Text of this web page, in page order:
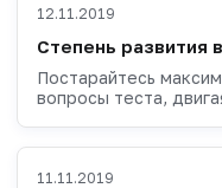
12.11.2019
Степень развития
Постарайтесь
вопросы теста,
11.11.2019